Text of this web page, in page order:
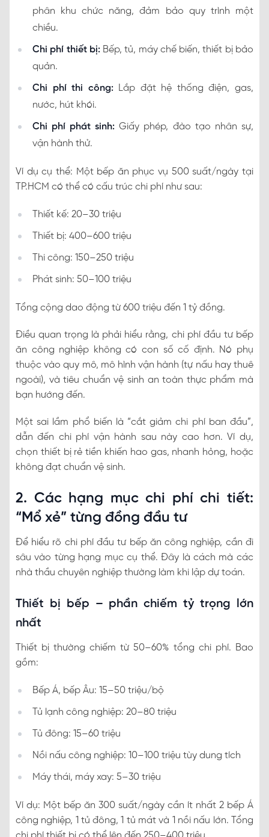
phân khu chức năng, đảm bảo quy trình một
chiều.
Chi phí thiết bị:Bếp, tủ, máy chế biến, thiết bị bảo
quản.
Chi phí thi công:Lắp đặt hệ thống điện, gas,
nước, hút khói.
Chi phí phát sinh: Giấy phép, đào tạo nhân sự,
vận hành thử.
Ví dụ cụ thể: Một bếp ăn phục vụ 500 suất/ngày tại
TP.HCM có thể có cấu trúc chi phí như sau:
Thiết kế: 20–30 triệu
Thiết bị: 400–600 triệu
Thi công: 150–250 triệu
Phát sinh: 50–100 triệu
Tổng cộng dao động từ 600 triệu đến 1 tỷ đồng.
Điều quan trọng là phải hiểu rằng, chi phí đầu tư bếp
ăn công nghiệp không có con số cố định. Nó phụ
thuộc vào quy mô, mô hình vận hành (tự nấu hay thuê
ngoài), và tiêu chuẩn vệ sinh an toàn thực phẩm mà
bạn hướng đến.
Một sai lầm phổ biến là “cắt giảm chi phí ban đầu”,
dẫn đến chi phí vận hành sau này cao hơn. Ví dụ,
chọn thiết bị rẻ tiền khiến hao gas, nhanh hỏng, hoặc
không đạt chuẩn vệ sinh.
2. Các hạng mục chi phí chi tiết:
“Mổ xẻ” từng đồng đầu tư
Để hiểu rõ chi phí đầu tư bếp ăn công nghiệp, cần đi
sâu vào từng hạng mục cụ thể. Đây là cách mà các
nhà thầu chuyên nghiệp thường làm khi lập dự toán.
Thiết bị bếp – phần chiếm tỷ trọng lớn
nhất
Thiết bị thường chiếm từ 50–60% tổng chi phí. Bao
gồm:
Bếp Á, bếp Âu: 15–50 triệu/bộ
Tủ lạnh công nghiệp: 20–80 triệu
Tủ đông: 15–60 triệu
Nồi nấu công nghiệp: 10–100 triệu tùy dung tích
Máy thái, máy xay: 5–30 triệu
Ví dụ: Một bếp ăn 300 suất/ngày cần ít nhất 2 bếp Á
công nghiệp, 1 tủ đông, 1 tủ mát và 1 nồi nấu lớn. Tổng